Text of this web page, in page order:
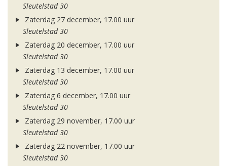
Sleutelstad 30
Zaterdag 27 december, 17.00 uur
Sleutelstad 30
Zaterdag 20 december, 17.00 uur
Sleutelstad 30
Zaterdag 13 december, 17.00 uur
Sleutelstad 30
Zaterdag 6 december, 17.00 uur
Sleutelstad 30
Zaterdag 29 november, 17.00 uur
Sleutelstad 30
Zaterdag 22 november, 17.00 uur
Sleutelstad 30